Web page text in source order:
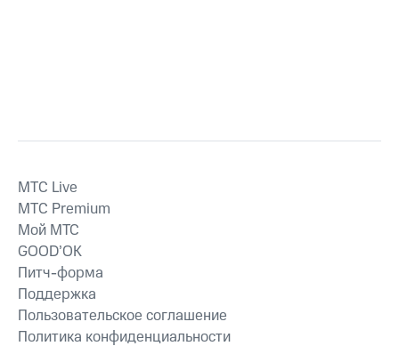
MTС Live
MTС Premium
Мой МТС
GOOD’OK
Питч-форма
Поддержка
Пользовательское соглашение
Политика конфиденциальности